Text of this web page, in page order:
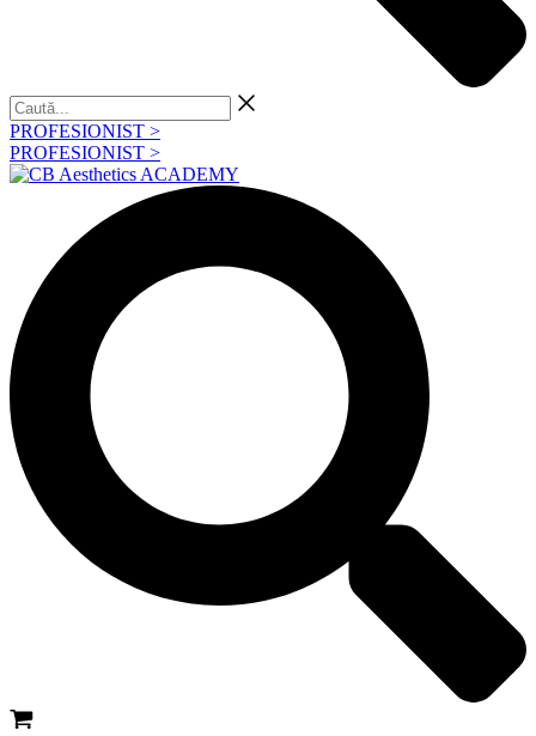
Caută...
PROFESIONIST >
PROFESIONIST >